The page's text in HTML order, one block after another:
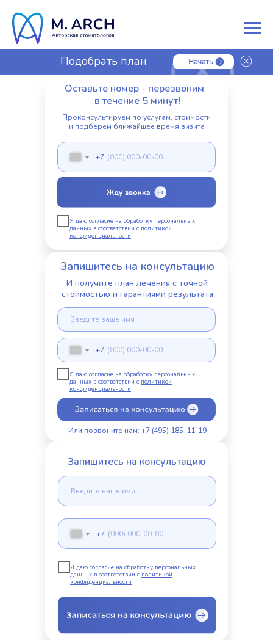
Подобрать план
лечения
Оставьте номер - перезвоним
в течение 5 минут!
Проконсультируем по услугам, стоимости
и подберем ближайшее время визита
+7
Я даю согласие на обработку персональных
данных в соответствии с политикой
конфиденциальности
Запишитесь на консультацию
И получите план лечения с точной
стоимостью и гарантиями результата
Или позвоните нам: +7 (495) 185-11-19
+7
Я даю согласие на обработку персональных
данных в соответствии с политикой
конфиденциальности
Запишитесь на консультацию
+7
Я даю согласие на обработку персональных
данных в соответствии с политикой
конфиденциальности